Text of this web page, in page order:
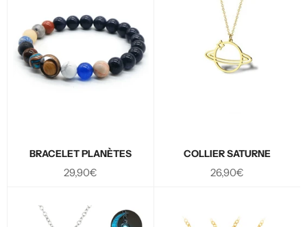
BRACELET PLANÈTES
Prix
29,90€
COLLIER SATURNE
Prix
26,90€